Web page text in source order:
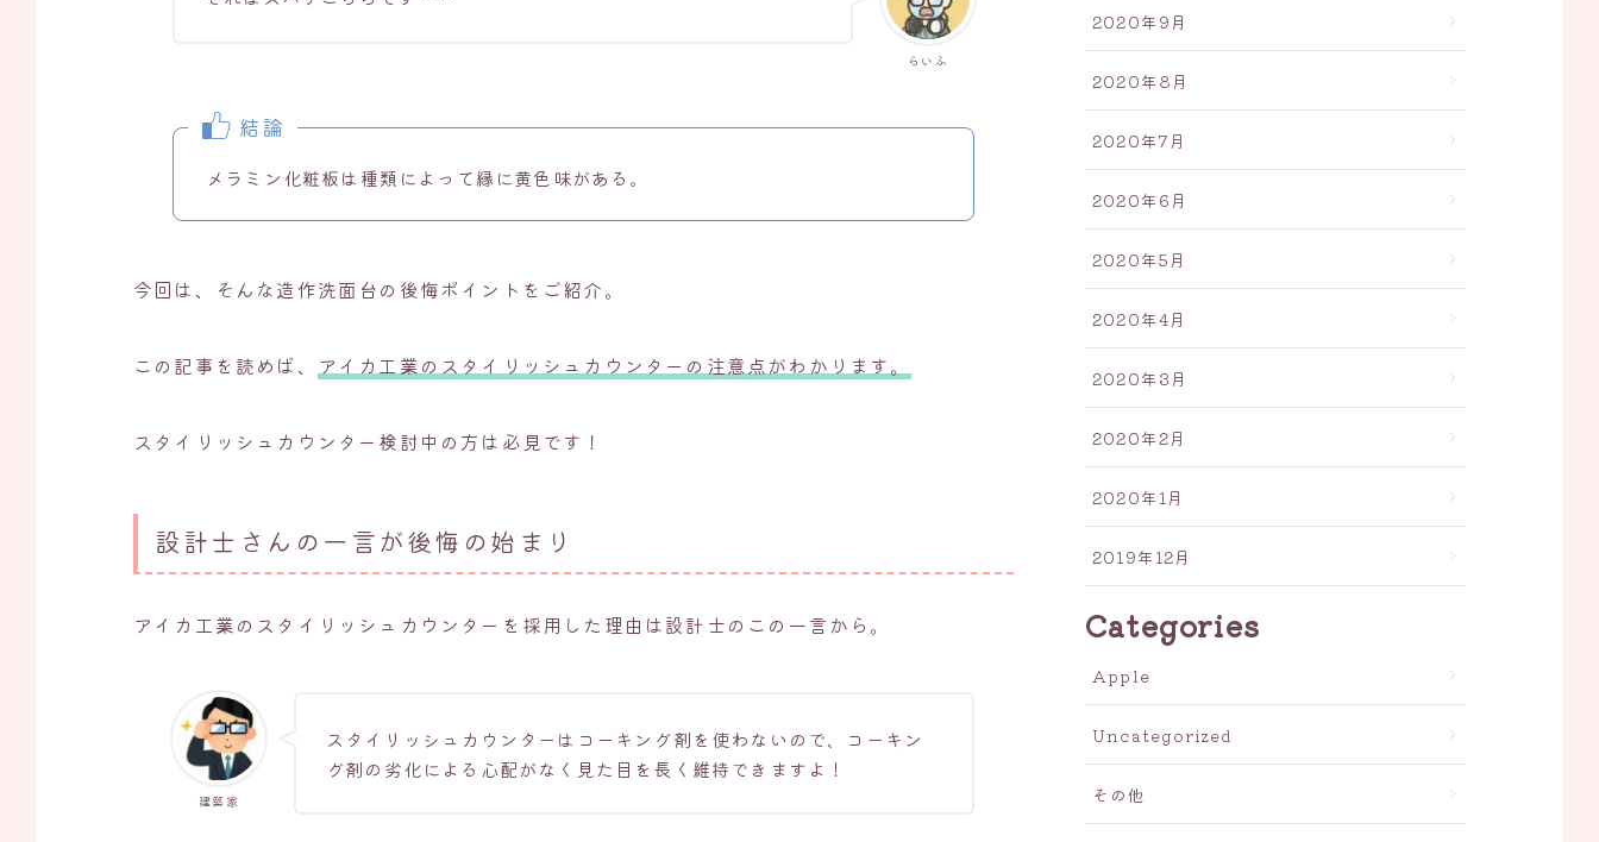
らいふ
結論
メラミン化粧板は種類によって縁に黄色味がある。
今回は、そんな造作洗面台の後悔ポイントをご紹介。
この記事を読めば、 アイカ工業のスタイリッシュカウンターの注意点がわかります。
スタイリッシュカウンター検討中の方は必見です！
設計士さんの一言が後悔の始まり
アイカ工業のスタイリッシュカウンターを採用した理由は設計士のこの一言から。
建築家
スタイリッシュカウンターはコーキング剤を使わないので、コーキン
グ剤の劣化による心配がなく見た目を長く維持できますよ！
2020年9月
2020年8月
2020年7月
2020年6月
2020年5月
2020年4月
2020年3月
2020年2月
2020年1月
2019年12月
Categories
Apple
Uncategorized
その他